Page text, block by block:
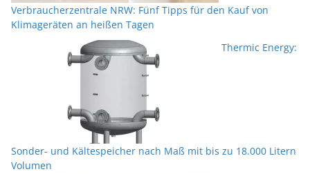
Verbraucherzentrale NRW: Fünf Tipps für den Kauf von
Klimageräten an heißen Tagen
Thermic Energy:
Sonder- und Kältespeicher nach Maß mit bis zu 18.000 Litern
Volumen